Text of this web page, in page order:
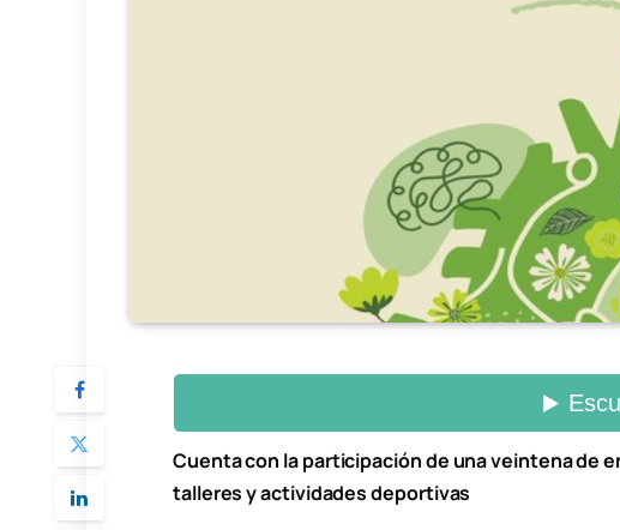
Cuenta con la participación de una veintena de
talleres y actividades deportivas